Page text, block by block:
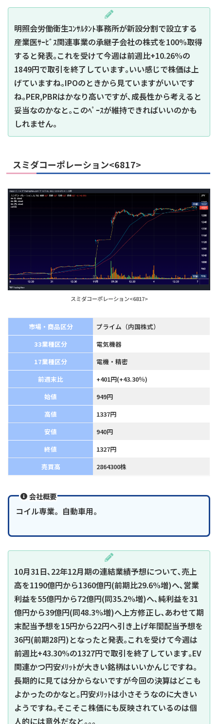
明照会労働衛生ｺﾝｻﾙﾀﾝﾄ事務所が新設分割で設立する
産業医ｻｰﾋﾞｽ関連事業の承継子会社の株式を100%取得
すると発表｡これを受けて今週は前週比+10.26%の
1849円で取引を終了しています｡いい感じで株価は上
げていますね｡IPOのときから見ていますがいいです
ね｡PER,PBRはかなり高いですが､成長性から考えると
妥当なのかなと｡このﾍﾟｰｽが維持できればいいのかも
しれません｡
スミダコーポレーション<6817>
スミダコーポレーション<6817>
市場・商品区分
プライム（内国株式）
33業種区分
電気機器
17業種区分
電機・精密
前週末比
+401円(+43.30％)
始値
949円
高値
1337円
安値
940円
終値
1327円
売買高
2864300株
会社概要
コイル専業。自動車用。
10月31日､22年12月期の連結業績予想について､売上
高を1190億円から1360億円(前期比29.6%増)へ､営業
利益を55億円から72億円(同35.2%増)へ､純利益を31
億円から39億円(同48.3%増)へ上方修正し､あわせて期
末配当予想を15円から22円へ引き上げ年間配当予想を
36円(前期28円)となったと発表｡これを受けて今週は
前週比+43.30%の1327円で取引を終了しています｡EV
関連かつ円安ﾒﾘｯﾄが大きい銘柄はいいかんじですね｡
長期的に見ては分からないですが今回の決算はどこも
よかったのかなと｡円安ﾒﾘｯﾄは小さそうなのに大きい
ようですね｡そこそこ株価にも反映されているのは個
人的には意外だなと｡｡｡